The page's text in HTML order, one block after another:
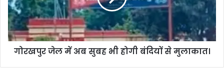
गोरखपुर जेल में अब सुबह भी होगी बंदियों से मुलाकात।